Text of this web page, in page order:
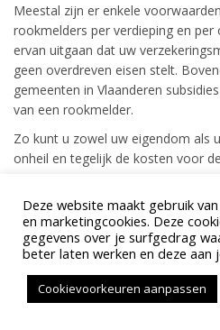
Meestal zijn er enkele
rookmelders per verdieping en
ervan uitgaan dat uw
geen overdreven eisen stelt.
gemeenten in Vlaanderen
van een rookmelder.
Zo kunt u zowel uw eigendom als
onheil en tegelijk de kosten voor
Deze website maakt gebruik
en marketingcookies. Deze
gegevens over je surfgedrag
beter laten werken en deze aan
Cookievoorkeuren aanpassen